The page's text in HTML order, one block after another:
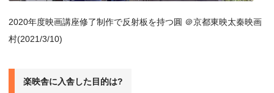
2020年度映画講座修了制作で反射板を持つ圓 ＠京都東映太秦映画
村(2021/3/10)
楽映舎に⼊舎した⽬的は?